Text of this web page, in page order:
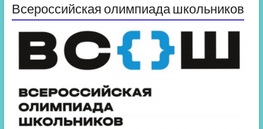
Всероссийская олимпиада школьников